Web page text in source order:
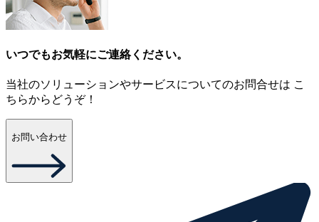
いつでもお気軽にご連絡ください。
当社のソリューションやサービスについてのお問合せは こ
ちらからどうぞ！
お問い合わせ